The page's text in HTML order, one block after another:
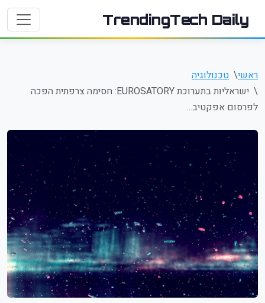
TrendingTech Daily
ראשי
טכנולוגיה
ישראליות בתערוכת EUROSATORY: חסימה צרפתית הפכה
לפרסום אפקטיב...